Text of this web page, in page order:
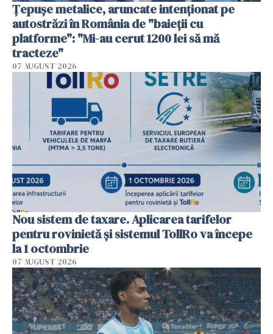
Țepușe metalice, aruncate intenționat pe
autostrăzi în România de "baieții cu
platforme": "Mi-au cerut 1200 lei să mă
tracteze"
07 AUGUST 2026
Nou sistem de taxare. Aplicarea tarifelor
pentru rovinietă şi sistemul TollRo va începe
la 1 octombrie
07 AUGUST 2026